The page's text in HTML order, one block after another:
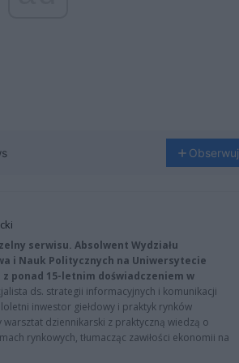
Obserwuj
serwisu. Absolwent Wydziału
i Nauk Politycznych na Uniwersytecie
ponad 15-letnim doświadczeniem w
ds. strategii informacyjnych i komunikacji
inwestor giełdowy i praktyk rynków
warsztat dziennikarski z praktyczną wiedzą o
rynkowych, tłumacząc zawiłości ekonomii na